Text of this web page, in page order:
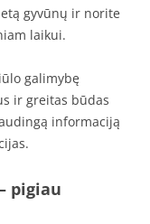
gyvūnų ir norite
laikui.
galimybę
ir greitas būdas
informaciją
pigiau